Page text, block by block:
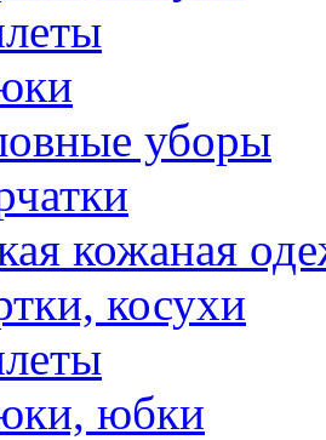
уборы
кожаная
косухи
юбки